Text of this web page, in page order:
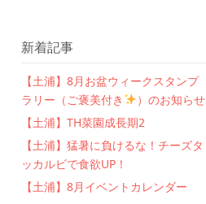
新着記事
【土浦】8月お盆ウィークスタンプ
ラリー（ご褒美付き
）のお知らせ
【土浦】TH菜園成長期2
【土浦】猛暑に負けるな！チーズタ
ッカルビで食欲UP！
【土浦】8月イベントカレンダー